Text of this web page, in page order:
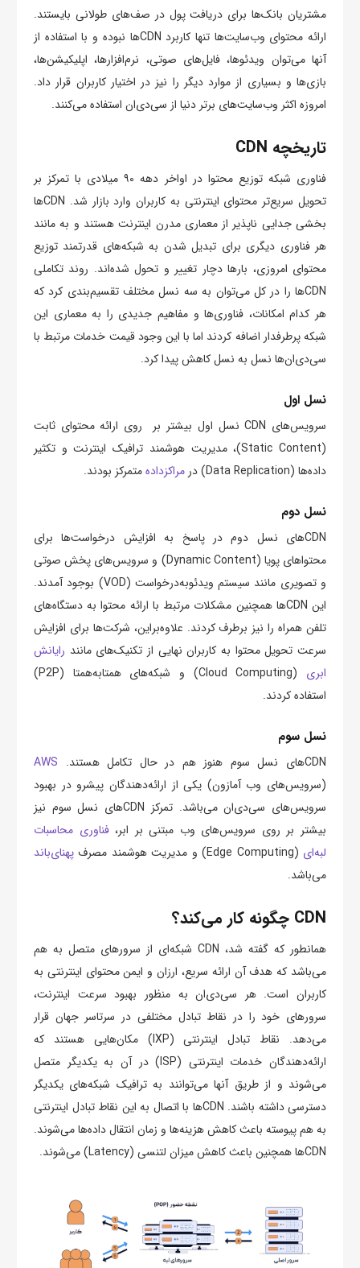
مشتریان بانک‌ها برای دریافت پول در صف‌های طولانی بایستند.
ارائه محتوای وب‌سایت‌ها تنها کاربرد CDNها نبوده و با استفاده از
آنها می‌توان ویدئوها، فایل‌های صوتی، نرم‌افزارها، اپلیکیشن‌ها،
بازی‌ها و بسیاری از موارد دیگر را نیز در اختیار کاربران قرار داد.
امروزه اکثر وب‌سایت‌های برتر دنیا از سی‌دی‌ان استفاده می‌کنند.
تاریخچه CDN
فناوری شبکه توزیع محتوا در اواخر دهه ۹۰ میلادی با تمرکز بر
تحویل سریع‌تر محتوای اینترنتی به کاربران وارد بازار شد. CDN‌ها
بخشی جدایی ناپذیر از معماری مدرن اینترنت هستند و ‌به مانند
هر فناوری دیگری برای تبدیل شدن به شبکه‌های قدرتمند توزیع
محتوای امروزی، بارها دچار تغییر و تحول شده‌اند. روند تکاملی
CDN‌ها را در کل می‌توان به سه نسل مختلف تقسیم‌بندی کرد که
هر کدام امکانات، فناوری‌ها و مفاهیم جدیدی را به معماری این
شبکه پرطرفدار اضافه کردند اما با این وجود قیمت خدمات مرتبط با
سی‌دی‌ان‌ها نسل به نسل کاهش پیدا کرد.
نسل اول
سرویس‌های CDN نسل اول بیشتر بر روی ارائه محتوای ثابت
(Static Content)، مدیریت هوشمند ترافیک اینترنت و تکثیر
داده‌ها (Data Replication) در
مراکزدادهمتمرکز بودند.
نسل دوم
CDN‌های نسل دوم در پاسخ به افزایش درخواست‌ها برای
محتواهای پویا (Dynamic Content) و سرویس‌های پخش صوتی
و تصویری مانند سیستم‌ ویدئوبه‌درخواست (VOD) بوجود آمدند.
این CDN‌ها همچنین مشکلات مرتبط با ارائه محتوا به دستگاه‌های
تلفن همراه را نیز برطرف کردند. علاوه‌براین، شرکت‌ها برای افزایش
سرعت تحویل محتوا به کاربران نهایی از تکنیک‌های مانند رایانش
ابری
(Cloud Computing) و شبکه‌های همتابه‌همتا (P2P)
استفاده کردند.
نسل سوم
CDNهای نسل سوم هنوز هم در حال تکامل هستند.
AWS
(سرویس‌های وب آمازون) یکی از ارائه‌دهندگان پیشرو در بهبود
سرویس‌های سی‌دی‌ان می‌باشد. تمرکز CDNهای نسل سوم نیز
بیشتر بر روی سرویس‌های وب مبتنی بر ابر،فناوری محاسبات
لبه‌ای (Edge Computing) و مدیریت هوشمند مصرف
پهنای‌باند
می‌باشد.
CDN چگونه کار می‌کند؟
همانطور که گفته شد، CDN شبکه‌ای از سرورهای متصل به هم
می‌باشد که هدف آن ارائه سریع، ارزان و ایمن محتوای اینترنتی به
کاربران است. هر سی‌دی‌ان‌ به منظور بهبود سرعت اینترنت،
سرورهای خود را در نقاط تبادل مختلفی در سرتاسر جهان قرار
می‌دهد. نقاط تبادل اینترنتی (IXP) مکان‌هایی هستند که
ارائه‌دهندگان خدمات اینترنتی (ISP) در آن به یکدیگر متصل
می‌شوند و از طریق آنها می‌توانند به ترافیک شبکه‌های یکدیگر
دسترسی داشته باشند. CDNها با اتصال به این نقاط تبادل اینترنتی
به هم پیوسته باعث کاهش هزینه‌ها و زمان انتقال داده‌ها می‌شوند.
CDNها همچنین باعث کاهش میزان لتنسی (Latency) می‌شوند.